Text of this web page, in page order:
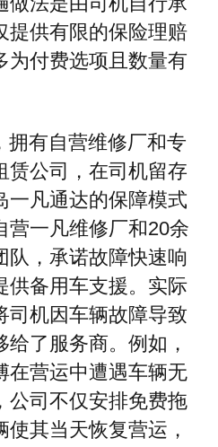
提供有限的保险理赔
为付费选项且数量有
拥有自营维修厂和专
赁公司，在司机留存
一凡通达的保障模式
营一凡维修厂和20余
队，承诺故障快速响
供备用车支援。实际
司机因车辆故障导致
了服务商。例如，
在营运中遭遇车辆无
公司不仅安排免费拖
其当天恢复营运，